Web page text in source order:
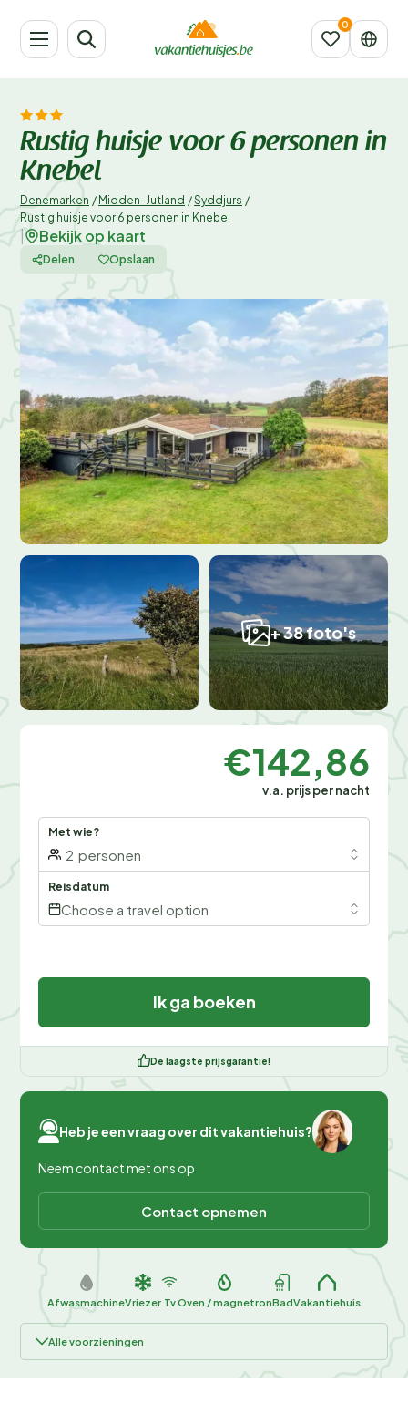
Rustig huisje voor 6 personen in
Knebel
Denemarken / Midden-Jutland /Syddjurs /
Rustig huisje voor 6 personen in Knebel
Bekijk op kaart
Delen Opslaan
+ 38 foto's
€142,86
v.a. prijs per nacht
Met wie?
2 personen
Reisdatum
Choose a travel option
Ik ga boeken
De laagste prijsgarantie!
Heb je een vraag over dit vakantiehuis?
Neem contact met ons op
Contact opnemen
AfwasmachineVriezer TvOven / magnetronBadVakantiehuis
Alle voorzieningen